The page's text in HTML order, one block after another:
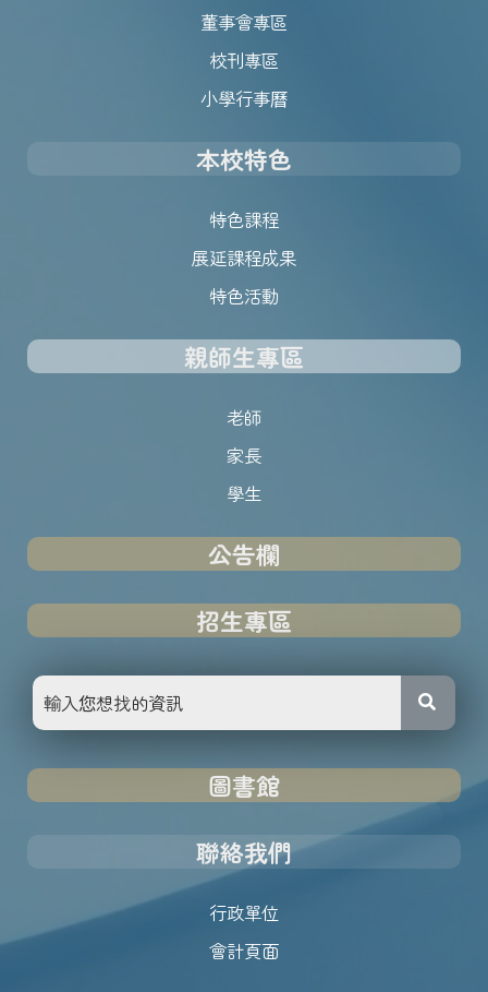
董事會專區
校刊專區
小學行事曆
本校特色
特色課程
展延課程成果
特色活動
親師生專區
老師
家長
學生
公告欄
招生專區
圖書館
聯絡我們
行政單位
會計頁面